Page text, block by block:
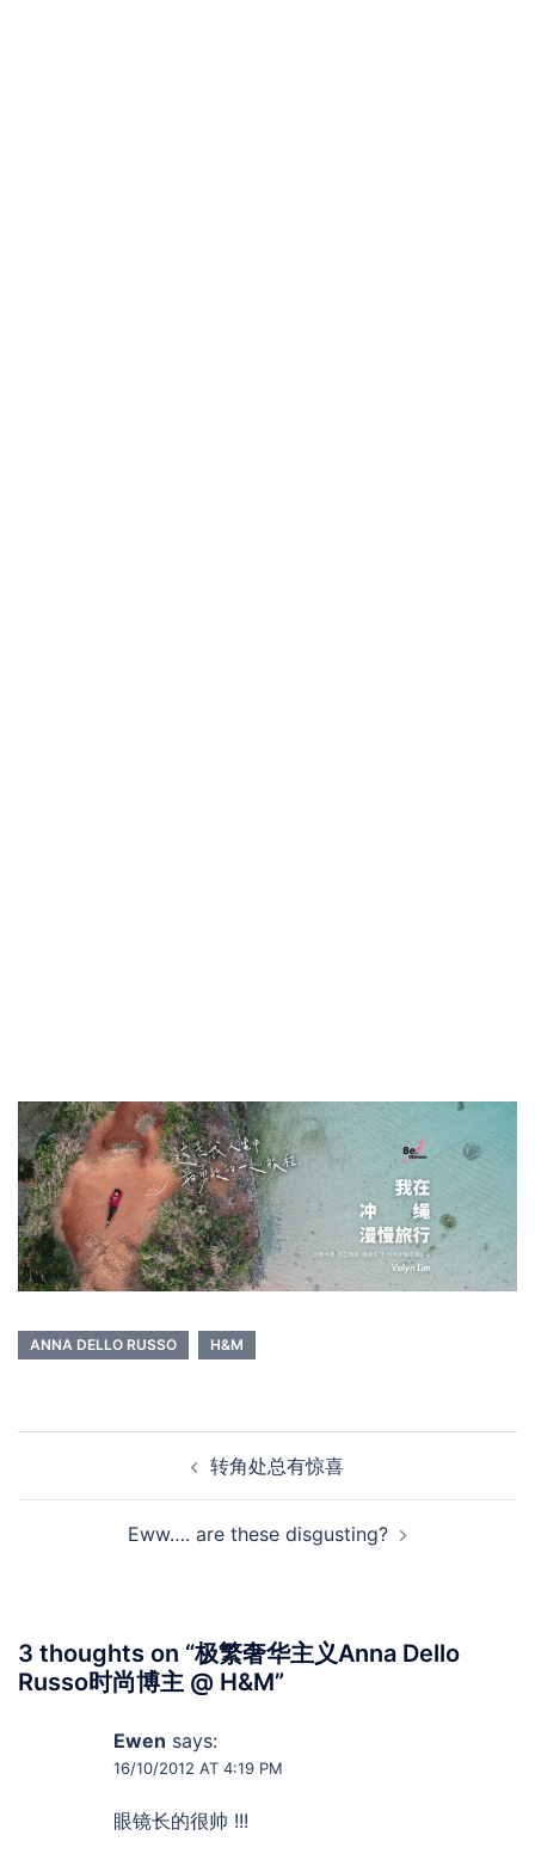
ANNA DELLO RUSSO H&M
转角处总有惊喜
Eww…. are these disgusting?
3 thoughts on “极繁奢华主义Anna Dello
Russo时尚博主 @ H&M”
Ewen says:
16/10/2012 AT 4:19 PM
眼镜长的很帅 !!!